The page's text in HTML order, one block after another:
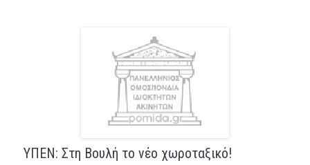
ΥΠΕΝ: Στη Βουλή το νέο χωροταξικό!